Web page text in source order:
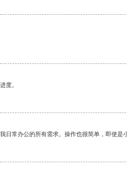
度。
常办公的所有需求。操作也很简单，即使是